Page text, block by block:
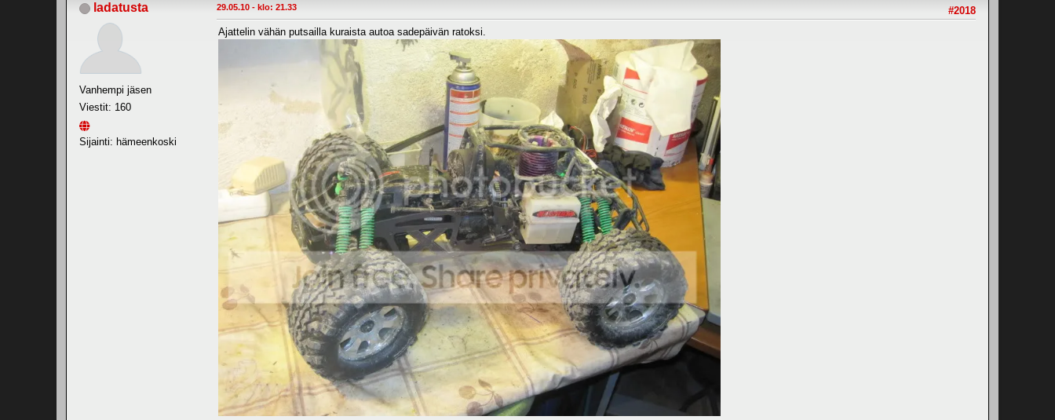
ladatusta
Vanhempi jäsen
Viestit: 160
Sijainti: hämeenkoski
#2018
29.05.10 - klo: 21.33
Ajattelin vähän putsailla kuraista autoa sadepäivän ratoksi.